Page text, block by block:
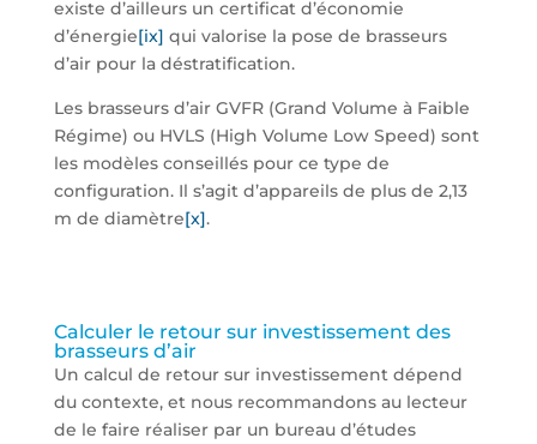
existe d’ailleurs un certificat d’économie
d’énergie[ix] qui valorise la pose de brasseurs
d’air pour la déstratification.
Les brasseurs d’air GVFR (Grand Volume à Faible
Régime) ou HVLS (High Volume Low Speed) sont
les modèles conseillés pour ce type de
configuration. Il s’agit d’appareils de plus de 2,13
m de diamètre[x].
Calculer le retour sur investissement des
brasseurs d’air
Un calcul de retour sur investissement dépend
du contexte, et nous recommandons au lecteur
de le faire réaliser par un bureau d’études